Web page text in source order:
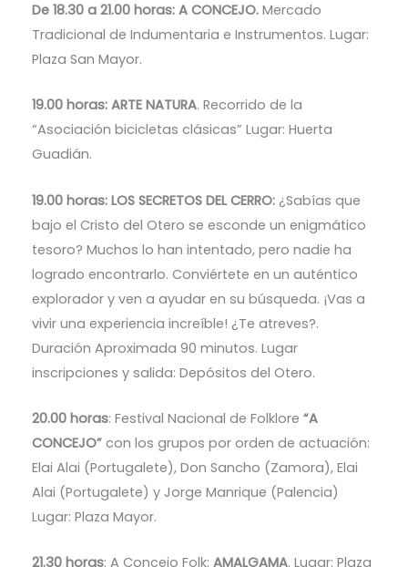
De 18.30 a 21.00 horas: A CONCEJO.Mercado
Tradicional de Indumentaria e Instrumentos. Lugar:
Plaza San Mayor.
19.00 horas: ARTE NATURA. Recorrido de la
“Asociación bicicletas clásicas” Lugar: Huerta
Guadián.
19.00 horas: LOS SECRETOS DEL CERRO:¿Sabías que
bajo el Cristo del Otero se esconde un enigmático
tesoro? Muchos lo han intentado, pero nadie ha
logrado encontrarlo. Conviértete en un auténtico
explorador y ven a ayudar en su búsqueda. ¡Vas a
vivir una experiencia increíble! ¿Te atreves?.
Duración Aproximada 90 minutos. Lugar
inscripciones y salida: Depósitos del Otero.
20.00 horas: Festival Nacional de Folklore “A
CONCEJO”con los grupos por orden de actuación:
Elai Alai (Portugalete), Don Sancho (Zamora), Elai
Alai (Portugalete) y Jorge Manrique (Palencia)
Lugar: Plaza Mayor.
21.30 horas: A Concejo Folk: AMALGAMA. Lugar: Plaza